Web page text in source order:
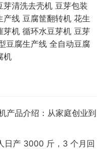
芽清洗去壳机 豆芽包装
产线 豆腐筐翻转机 花生
芽机 循环水豆芽机 豆芽
豆腐生产线 全自动豆腐
机
产品介绍：从家庭创业到
日产 3000 斤，3 个月回